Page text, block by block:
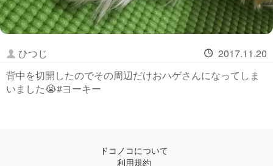
ひつじ
2017.11.20
背中を切開したのでその周辺だけおハゲさんになってしま
いました😭#ヨーキー
ドコノコについて
利用規約